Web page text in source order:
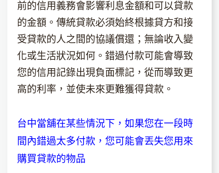
前的信用義務會影響利息金額和可以貸款
的金額。傳統貸款必須始終根據貸方和接
受貸款的人之間的協議償還；無論收入變
化或生活狀況如何。錯過付款可能會導致
您的信用記錄出現負面標記，從而導致更
高的利率，並使未來更難獲得貸款。
台中當舖在某些情況下，如果您在一段時
間內錯過太多付款，您可能會丟失您用來
購買貸款的物品